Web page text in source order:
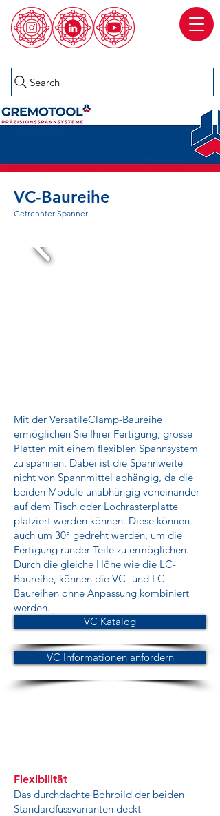
Search
VC-Baureihe
Getrennter Spanner
Mit der VersatileClamp-Baureihe
ermöglichen Sie Ihrer Fertigung, grosse
Platten mit einem flexiblen Spannsystem
zu spannen. Dabei ist die Spannweite
nicht von Spannmittel abhängig, da die
beiden Module unabhängig voneinander
auf dem Tisch oder Lochrasterplatte
platziert werden können. Diese können
auch um 30° gedreht werden, um die
Fertigung runder Teile zu ermöglichen.
Durch die gleiche Höhe wie die LC-
Baureihe, können die VC- und LC-
Baureihen ohne Anpassung kombiniert
werden.
VC Katalog
VC Informationen anfordern
Flexibilität
Das durchdachte Bohrbild der beiden
Standardfussvarianten deckt